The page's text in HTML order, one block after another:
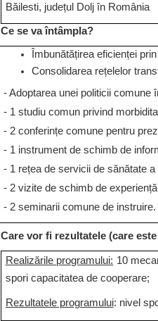
Băilesti, județul Dolj în România
Ce se va întâmpla?
Îmbunătățirea eficienței
Consolidarea rețelelor
- Adoptarea unei politicii comune
- 1 studiu comun privind
- 2 conferințe comune pentru
- 1 instrument de schimb de
- 1 rețea de servicii de sănătate
- 2 vizite de schimb de
- 2 seminarii comune de instruire.
Care vor fi rezultatele (care
Realizările programului: 10
spori capacitatea de cooperare;
Rezultatele programului: nivel